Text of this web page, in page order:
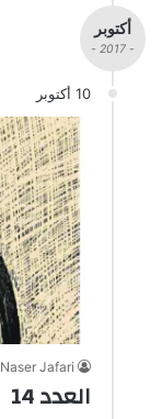
أكتوبر
- 2017 -
10 أكتوبر
Naser Jafari
العدد 14